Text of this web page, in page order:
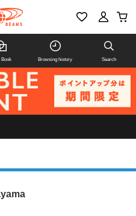
Book Browsing history Search